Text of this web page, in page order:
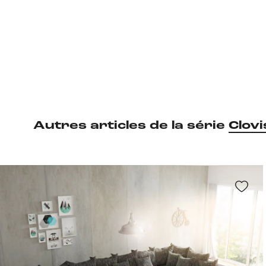
Autres articles de la série